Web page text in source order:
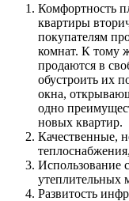
Комфортность
квартиры
покупателям
комнат. К тому
продаются в
обустроить их
окна,
одно
новых квартир.
Качественные,
Использование
утеплительных
Развитость